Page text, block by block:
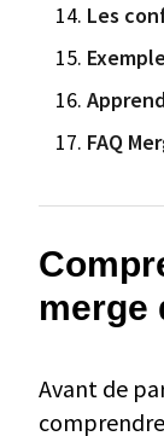
Les
FAQ
merge
Avant de